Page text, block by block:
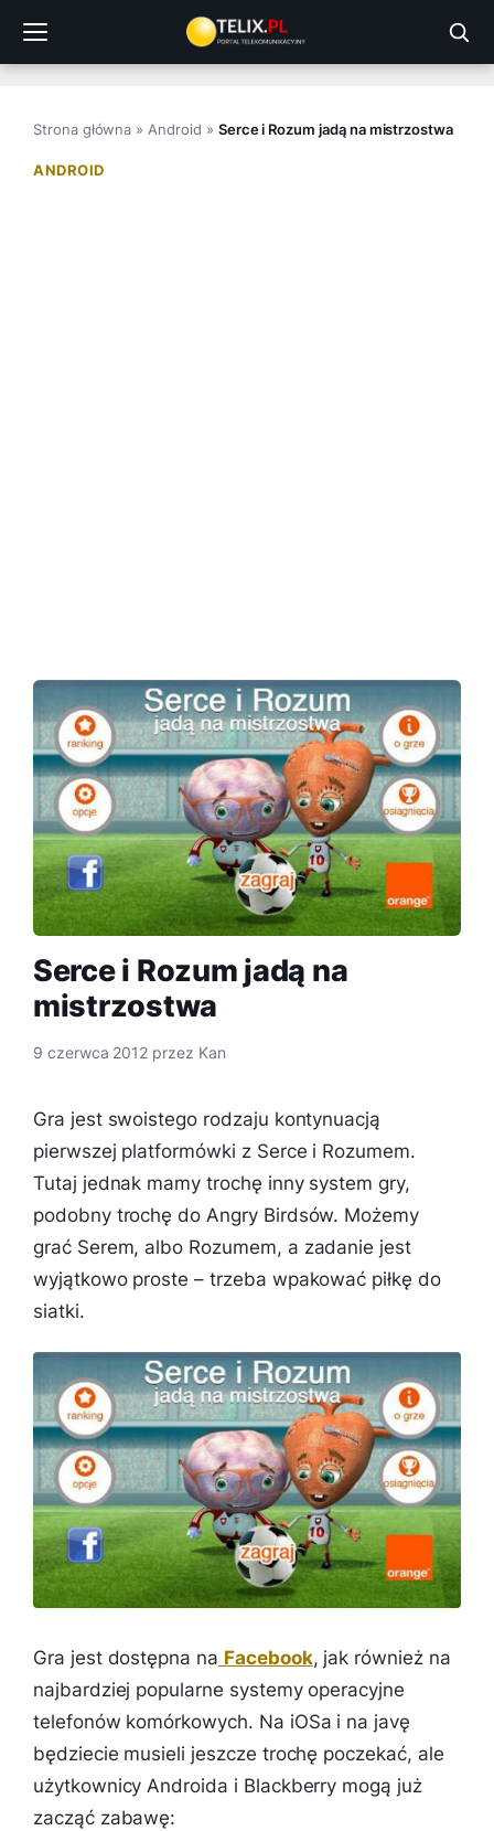
treści
Strona główna » Android » Serce i Rozum jadą na mistrzostwa
ANDROID
Serce i Rozum jadą na
mistrzostwa
9 czerwca 2012 przez Kan
Gra jest swoistego rodzaju kontynuacją
pierwszej platformówki z Serce i Rozumem.
Tutaj jednak mamy trochę inny system gry,
podobny trochę do Angry Birdsów. Możemy
grać Serem, albo Rozumem, a zadanie jest
wyjątkowo proste – trzeba wpakować piłkę do
siatki.
Gra jest dostępna na Facebook, jak również na
najbardziej popularne systemy operacyjne
telefonów komórkowych. Na iOSa i na javę
będziecie musieli jeszcze trochę poczekać, ale
użytkownicy Androida i Blackberry mogą już
zacząć zabawę: